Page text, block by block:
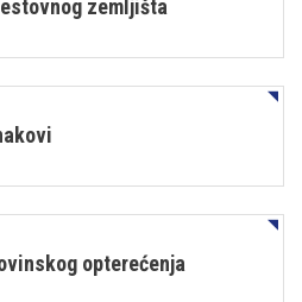
zemljišta
opterećenja